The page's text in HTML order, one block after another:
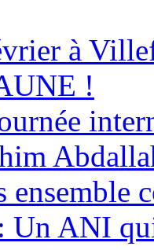
à
!
ensemble
Un ANI